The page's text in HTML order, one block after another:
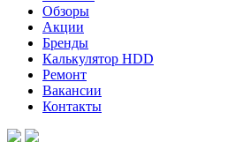
Обзоры
Акции
Бренды
Калькулятор HDD
Ремонт
Вакансии
Контакты